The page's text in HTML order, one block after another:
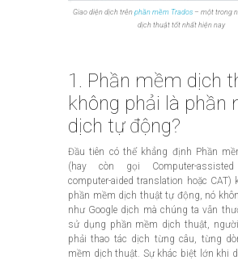
Giao diện dịch trên phần mềm Trados– một trong
dịch thuật tốt nhất hiện nay
1. Phần mềm dịch
không phải là phần
dịch tự động?
Đầu tiên có thể khẳng định Phần
(hay còn gọi Computer-assisted
computer-aided translation hoặc CAT)
phần mềm dịch thuật tự động, nó
như Google dịch mà chúng ta vẫn
sử dụng phần mềm dịch thuật,
phải thao tác dịch từng câu, từng
mềm dịch thuật. Sự khác biệt lớn khi